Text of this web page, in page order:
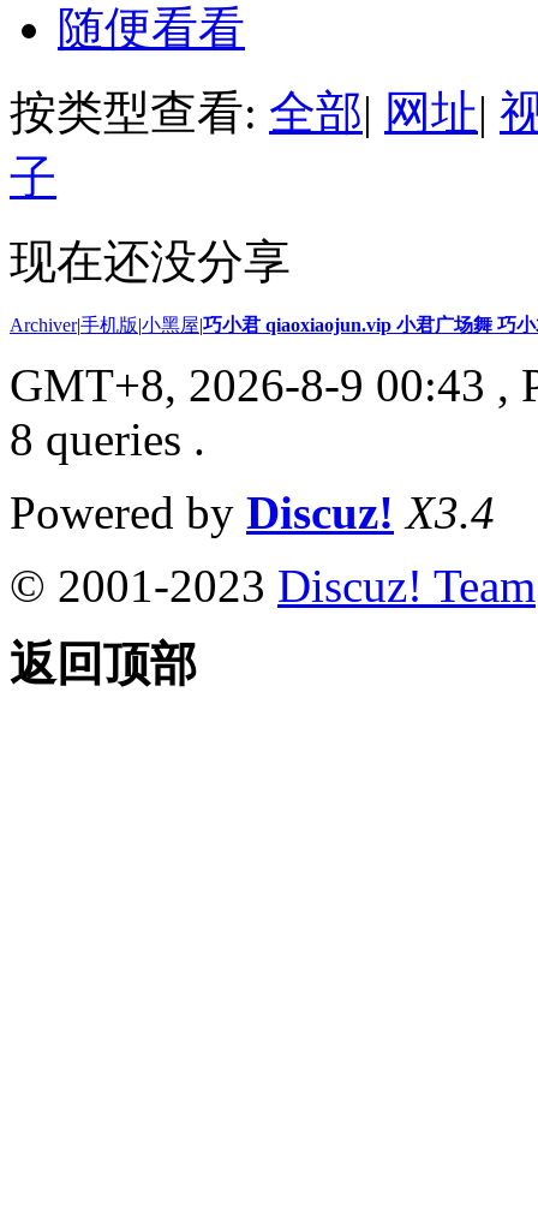
随便看看
按类型查看: 全部| 网址|
子
现在还没分享
Archiver|手机版|小黑屋|巧小君 qiaoxiaojun.vip 小君广场舞 巧
GMT+8, 2026-8-9 00:43 ,
8 queries .
Powered by Discuz! X3.4
© 2001-2023 Discuz! Team
返回顶部